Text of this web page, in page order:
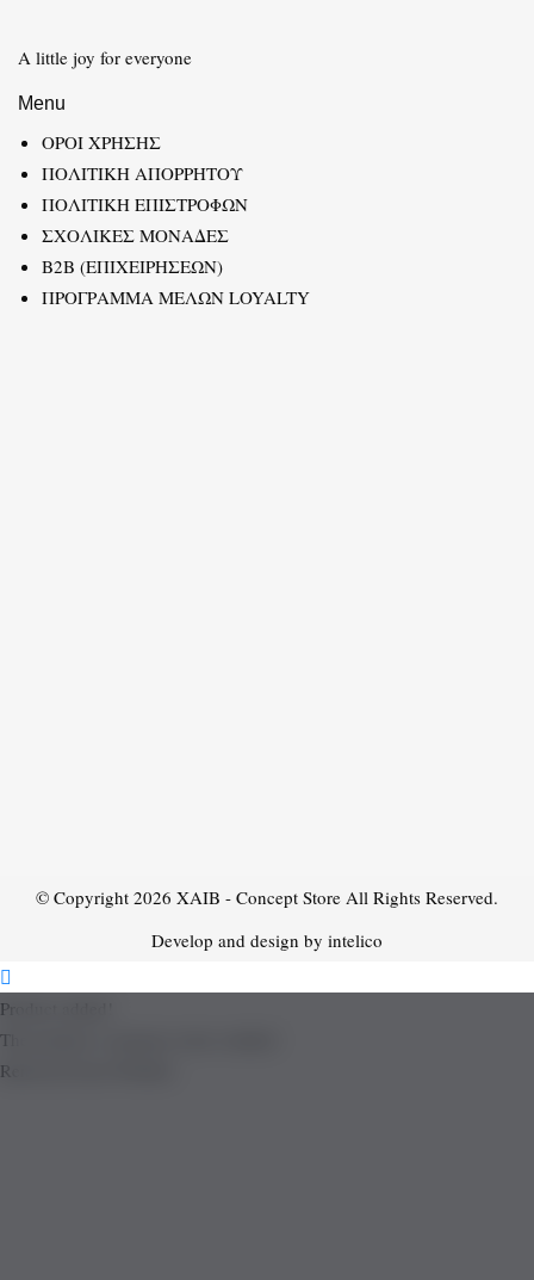
A little joy for everyone
Menu
ΟΡΟΙ ΧΡΗΣΗΣ
ΠΟΛΙΤΙΚΗ ΑΠΟΡΡΗΤΟΥ
ΠΟΛΙΤΙΚΗ ΕΠΙΣΤΡΟΦΩΝ
ΣΧΟΛΙΚΕΣ ΜΟΝΑΔΕΣ
B2B (ΕΠΙΧΕΙΡΗΣΕΩΝ)
ΠΡΟΓΡΑΜΜΑ ΜΕΛΩΝ LOYALTY
© Copyright 2026 XAIB - Concept Store All Rights Reserved.
Develop and design by intelico
Product added!
The product is already in the wishlist!
Removed from Wishlist